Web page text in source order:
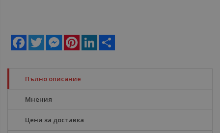
Facebook
Twitter MessengerPinterestLinkedIn
Пълно описание
Мнения
Цени за доставка